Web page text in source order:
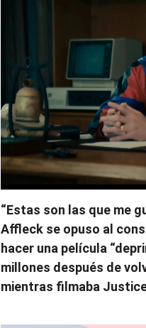
“Estas son las que me
Affleck se opuso al
hacer una película
millones después de
mientras filmaba